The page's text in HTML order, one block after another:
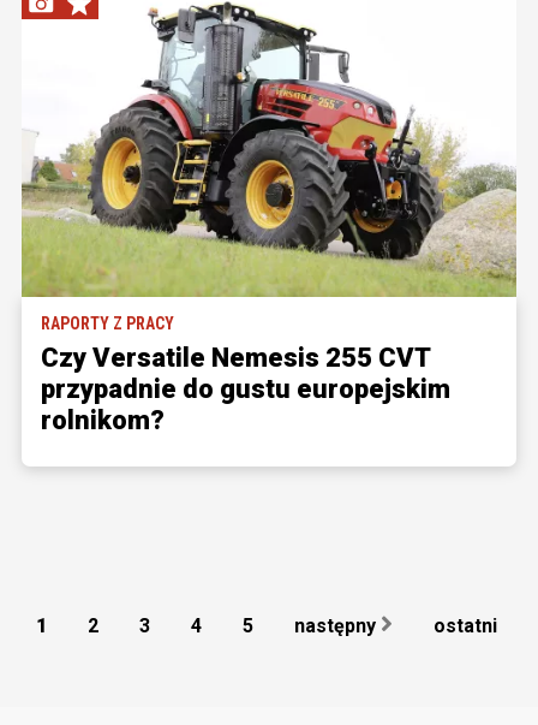
RAPORTY Z PRACY
Czy Versatile Nemesis 255 CVT
przypadnie do gustu europejskim
rolnikom?
1 2 3 4 5 następny ostatni